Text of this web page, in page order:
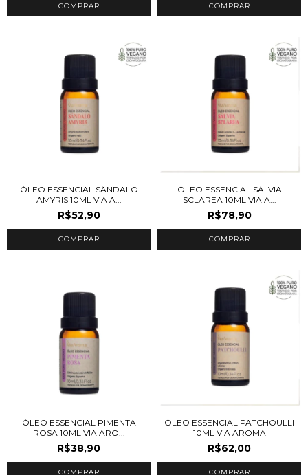
ÓLEO ESSENCIAL SÂNDALO
AMYRIS 10ML VIA A...
R$52,90
ÓLEO ESSENCIAL SÁLVIA
SCLAREA 10ML VIA A...
R$78,90
ÓLEO ESSENCIAL PIMENTA
ROSA 10ML VIA ARO...
R$38,90
ÓLEO ESSENCIAL PATCHOULLI
10ML VIA AROMA
R$62,00